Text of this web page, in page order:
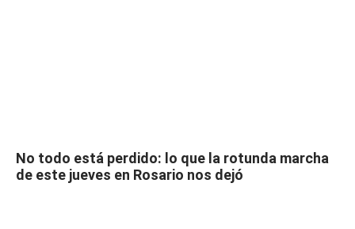
No todo está perdido: lo que la rotunda marcha
de este jueves en Rosario nos dejó